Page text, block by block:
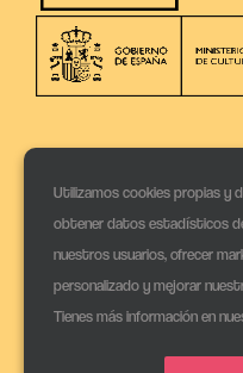
Utilizamos cookies propias y
obtener datos estadísticos
nuestros usuarios, ofrecer
personalizado y mejorar
Tienes más información en